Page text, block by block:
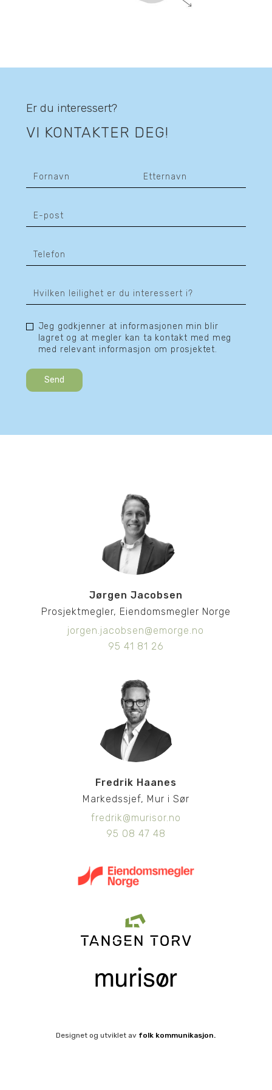
Er du interessert?
VI KONTAKTER DEG!
Jeg godkjenner at informasjonen min blir
lagret og at megler kan ta kontakt med meg
med relevant informasjon om prosjektet.
Jørgen Jacobsen
Prosjektmegler, Eiendomsmegler Norge
jorgen.jacobsen@emorge.no
95 41 81 26
Fredrik Haanes
Markedssjef, Mur i Sør
fredrik@murisor.no
95 08 47 48
Designet og utviklet av folk kommunikasjon.